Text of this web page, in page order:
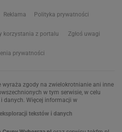
Reklama Polityka prywatności
korzystania z portalu Zgłoś uwagi
prywatności
wyraża zgody na zwielokrotnianie ani inne
w tym serwisie, w celu
danych. Więcej informacji w
tekstów i danych